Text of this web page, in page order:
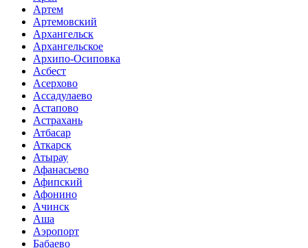
Артем
Артемовский
Архангельск
Архангельское
Архипо-Осиповка
Асбест
Асерхово
Ассадулаево
Астапово
Астрахань
Атбасар
Аткарск
Атырау
Афанасьево
Афипский
Афонино
Ачинск
Аша
Аэропорт
Бабаево